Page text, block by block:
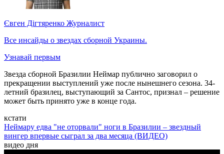
Євген Дігтяренко Журналист
Все инсайды о звездах сборной Украины.
Узнавай первым
Звезда сборной Бразилии Неймар публично заговорил о
прекращении выступлений уже после нынешнего сезона. 34-
летний бразилец, выступающий за Сантос, признал – решение
может быть принято уже в конце года.
кстати
Неймару едва "не оторвали" ноги в Бразилии – звездный
вингер впервые сыграл за два месяца (ВИДЕО)
видео дня